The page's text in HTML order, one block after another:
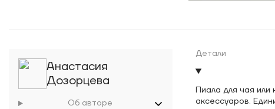
Анастасия
Дозорцева
Об авторе
Детали
Пиала для чая или
аксессуаров.